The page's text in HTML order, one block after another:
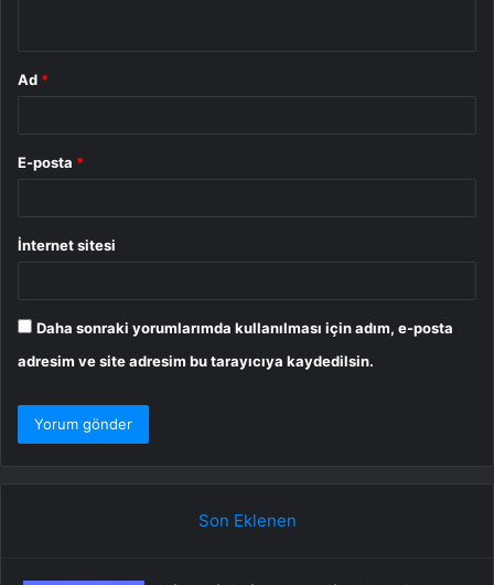
Ad *
E-posta *
İnternet sitesi
Daha sonraki yorumlarımda kullanılması için adım, e-posta
adresim ve site adresim bu tarayıcıya kaydedilsin.
Son Eklenen